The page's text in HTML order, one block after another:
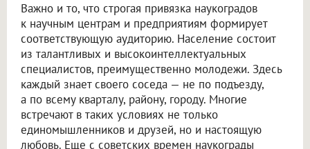
Важно и то, что строгая привязка наукоградов
к научным центрам и предприятиям формирует
соответствующую аудиторию. Население состоит
из талантливых и высокоинтеллектуальных
специалистов, преимущественно молодежи. Здесь
каждый знает своего соседа — не по подъезду,
а по всему кварталу, району, городу. Многие
встречают в таких условиях не только
единомышленников и друзей, но и настоящую
любовь. Еще с советских времен наукограды